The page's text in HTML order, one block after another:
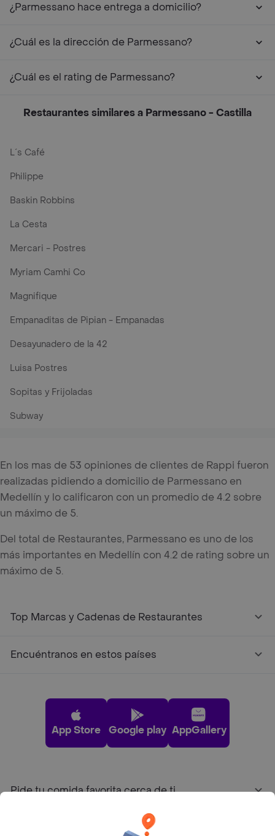
¿Parmessano hace entrega a domicilio?
¿Cuál es la dirección de Parmessano?
¿Cuál es el rating de Parmessano?
Restaurantes similares a Parmessano - Castilla
L´s Café
Philippe
Baskin Robbins
La Cesta
Mercari - Postres
Myriam Camhi Co
Magnifique
Empanaditas de Pipian - Empanadas
Desayunadero de la 42
Luisa Postres
Sopitas y Frijoladas
Subway
En los mas de 53 opiniones de clientes de Rappi fueron
realizadas pidiendo a domicilio de Parmessano en
Medellín y lo calificaron con un promedio de 4.2 sobre
un máximo de 5.
Del total de Restaurantes, Parmessano es uno de los
más importantes en Medellín con 4.2 de rating sobre un
máximo de 5.
Top Marcas y Cadenas de Restaurantes
Encuéntranos en estos países
App Store Google play AppGallery
Pide tu comida favorita cerca de ti